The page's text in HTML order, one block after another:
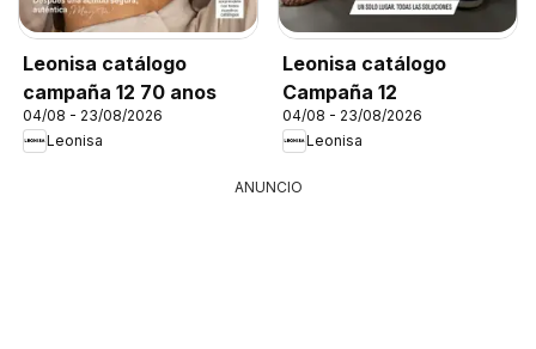
Leonisa catálogo
campaña 12 70 anos
04/08 - 23/08/2026
Leonisa
Leonisa catálogo
Campaña 12
04/08 - 23/08/2026
Leonisa
ANUNCIO